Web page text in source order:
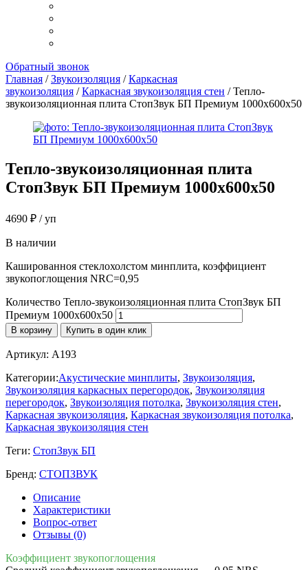
Обратный звонок
Главная /Звукоизоляция /Каркасная
звукоизоляция /Каркасная звукоизоляция стен / Тепло-
звукоизоляционная плита СтопЗвук БП Премиум 1000х600х50
Тепло-звукоизоляционная плита
СтопЗвук БП Премиум 1000х600х50
4690 ₽ / уп
В наличии
Кашированноя стеклохолстом минплита, коэффициент
звукопоглощения NRC=0,95
Количество Тепло-звукоизоляционная плита СтопЗвук БП
Премиум 1000х600х50
В корзину Купить в один клик
Артикул: A193
Категории:Акустические минплиты, Звукоизоляция,
Звукоизоляция каркасных перегородок, Звукоизоляция
перегородок, Звукоизоляция потолка, Звукоизоляция стен,
Каркасная звукоизоляция, Каркасная звукоизоляция потолка,
Каркасная звукоизоляция стен
Теги: СтопЗвук БП
Бренд: СТОПЗВУК
Описание
Характеристики
Вопрос-ответ
Отзывы (0)
Коэффициент звукопоглощения